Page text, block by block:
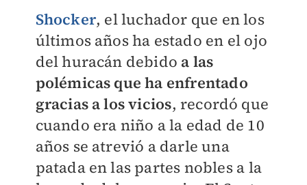
Shocker, el luchador que en los
últimos años ha estado en el ojo
del huracán debido a las
polémicas que ha enfrentado
gracias a los vicios, recordó que
cuando era niño a la edad de 10
años se atrevió a darle una
patada en las partes nobles a la